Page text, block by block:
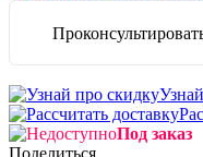
Под заказ
Поделиться